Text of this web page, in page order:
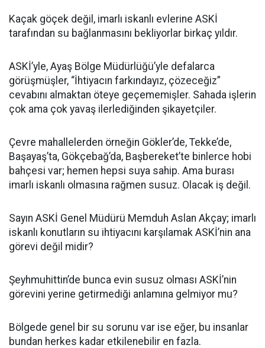
Kaçak göçek değil, imarlı iskanlı evlerine ASKİ
tarafından su bağlanmasını bekliyorlar birkaç yıldır.
ASKİ’yle, Ayaş Bölge Müdürlüğü’yle defalarca
görüşmüşler, “İhtiyacın farkındayız, çözeceğiz”
cevabını almaktan öteye geçememişler. Sahada işlerin
çok ama çok yavaş ilerlediğinden şikayetçiler.
Çevre mahallelerden örneğin Gökler’de, Tekke’de,
Başayaş’ta, Gökçebağ’da, Başbereket’te binlerce hobi
bahçesi var; hemen hepsi suya sahip. Ama burası
imarlı iskanlı olmasına rağmen susuz. Olacak iş değil.
Sayın ASKİ Genel Müdürü Memduh Aslan Akçay; imarlı
iskanlı konutların su ihtiyacını karşılamak ASKİ’nin ana
görevi değil midir?
Şeyhmuhittin’de bunca evin susuz olması ASKİ’nin
görevini yerine getirmediği anlamına gelmiyor mu?
Bölgede genel bir su sorunu var ise eğer, bu insanlar
bundan herkes kadar etkilenebilir en fazla.